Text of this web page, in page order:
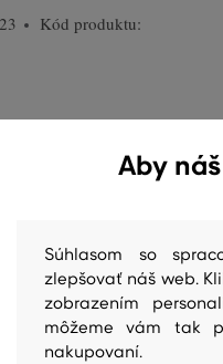
Kód produktu:
Aby
Súhlasom so
zlepšovať náš web.
zobrazením
môžeme vám tak
nakupovaní.